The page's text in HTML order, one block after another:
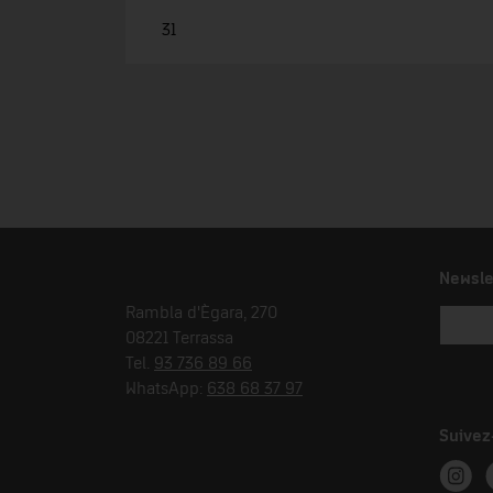
31
Rambla d'Ègara, 270
08221 Terrassa
Tel. 93 736 89 66
WhatsApp: 638 68 37 97